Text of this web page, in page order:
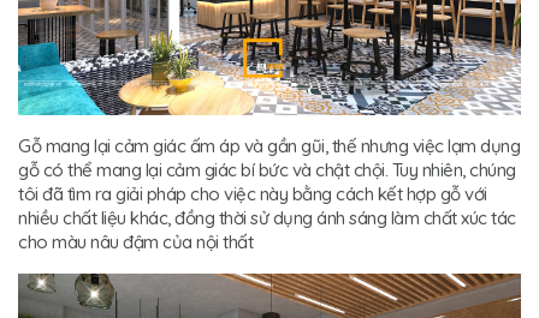
Gỗ mang lại cảm giác ấm áp và gần gũi, thế nhưng việc lạm dụng
gỗ có thể mang lại cảm giác bí bức và chật chội. Tuy nhiên, chúng
tôi đã tìm ra giải pháp cho việc này bằng cách kết hợp gỗ với
nhiều chất liệu khác, đồng thời sử dụng ánh sáng làm chất xúc tác
cho màu nâu đậm của nội thất